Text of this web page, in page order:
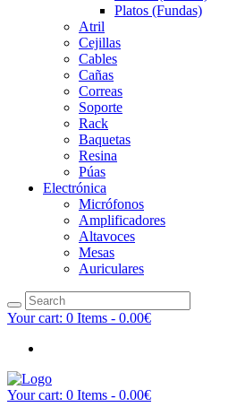
Platos (Fundas)
Atril
Cejillas
Cables
Cañas
Correas
Soporte
Rack
Baquetas
Resina
Púas
Electrónica
Micrófonos
Amplificadores
Altavoces
Mesas
Auriculares
Your cart: 0 Items - 0.00€
Your cart: 0 Items - 0.00€